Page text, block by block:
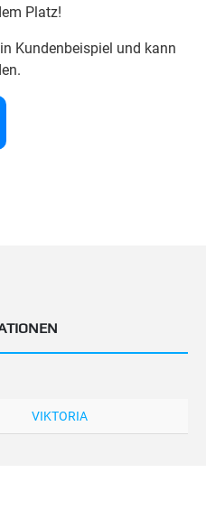
Platz!
Kundenbeispiel und kann
VIKTORIA